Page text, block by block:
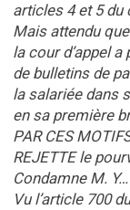
articles 4 et 5 du
Mais attendu
la cour d’appel
de bulletins de
la salariée dans
en sa première
PAR CES
REJETTE le
Condamne M.
Vu l’article 700